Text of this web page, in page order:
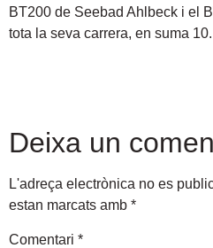
BT200 de Seebad Ahlbeck i el
tota la seva carrera, en suma 10.
Deixa un
L'adreça electrònica no es
estan marcats amb *
Comentari *